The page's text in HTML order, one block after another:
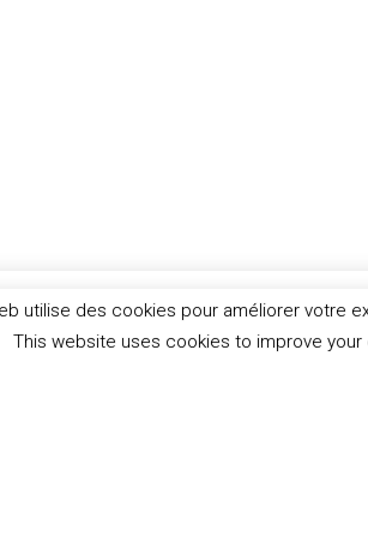
utilise des cookies pour améliorer votre
This website uses cookies to improve